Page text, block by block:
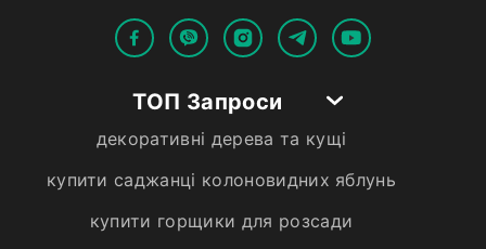
ТОП Запроси
декоративні дерева та кущі
купити саджанці колоновидних яблунь
купити горщики для розсади